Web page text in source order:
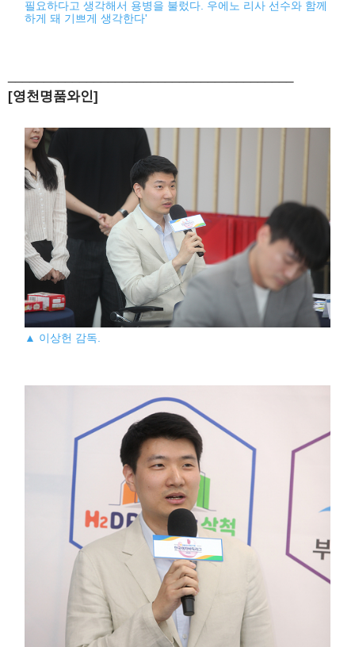
필요하다고 생각해서 용병을 불렀다. 우에노 리사 선수와 함께
하게 돼 기쁘게 생각한다'
[영천명품와인]
▲ 이상헌 감독.